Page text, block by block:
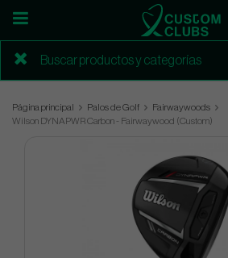
Página principal Palos de Golf
Fairwaywoods
Wilson DYNAPWR Carbon - Fairwaywood (Custom)